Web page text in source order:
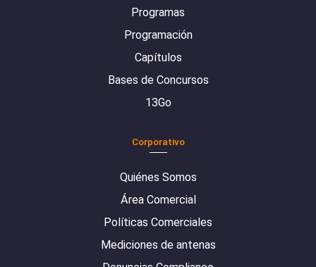
Programas
Programación
Capítulos
Bases de Concursos
13Go
Corporativo
Quiénes Somos
Área Comercial
Políticas Comerciales
Mediciones de antenas